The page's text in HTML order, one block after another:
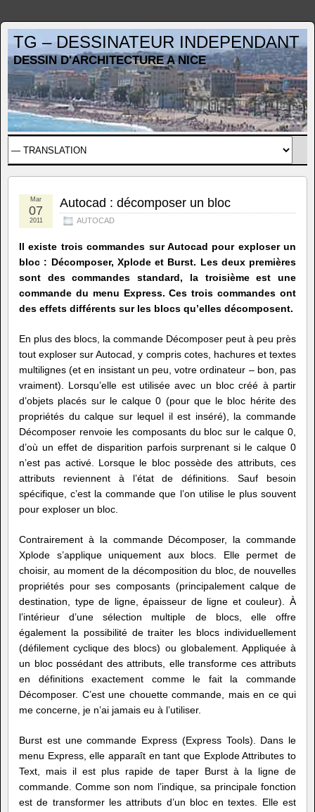
TG – DESSINATEUR INDEPENDANT
DESSIN D'ARCHITECTURE A NICE
Autocad : décomposer un bloc
AUTOCAD
Mar
07
2011
Il existe trois commandes sur Autocad pour exploser un
bloc : Décomposer, Xplode et Burst. Les deux premières
sont des commandes standard, la troisième est une
commande du menu Express. Ces trois commandes ont
des effets différents sur les blocs qu’elles décomposent.
En plus des blocs, la commande Décomposer peut à peu près
tout exploser sur Autocad, y compris cotes, hachures et textes
multilignes (et en insistant un peu, votre ordinateur – bon, pas
vraiment). Lorsqu’elle est utilisée avec un bloc créé à partir
d’objets placés sur le calque 0 (pour que le bloc hérite des
propriétés du calque sur lequel il est inséré), la commande
Décomposer renvoie les composants du bloc sur le calque 0,
d’où un effet de disparition parfois surprenant si le calque 0
n’est pas activé. Lorsque le bloc possède des attributs, ces
attributs reviennent à l’état de définitions. Sauf besoin
spécifique, c’est la commande que l’on utilise le plus souvent
pour exploser un bloc.
Contrairement à la commande Décomposer, la commande
Xplode s’applique uniquement aux blocs. Elle permet de
choisir, au moment de la décomposition du bloc, de nouvelles
propriétés pour ses composants (principalement calque de
destination, type de ligne, épaisseur de ligne et couleur). À
l’intérieur d’une sélection multiple de blocs, elle offre
également la possibilité de traiter les blocs individuellement
(défilement cyclique des blocs) ou globalement. Appliquée à
un bloc possédant des attributs, elle transforme ces attributs
en définitions exactement comme le fait la commande
Décomposer. C’est une chouette commande, mais en ce qui
me concerne, je n’ai jamais eu à l’utiliser.
Burst est une commande Express (Express Tools). Dans le
menu Express, elle apparaît en tant que Explode Attributes to
Text, mais il est plus rapide de taper Burst à la ligne de
commande. Comme son nom l’indique, sa principale fonction
est de transformer les attributs d’un bloc en textes. Elle est